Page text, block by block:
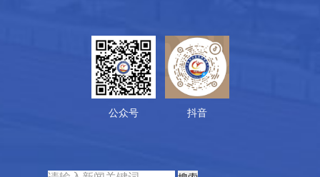
抖音
公众号